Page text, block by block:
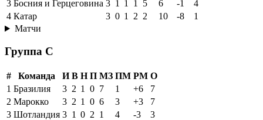
3 Босния и Герцеговина 3 1 1 1 5 6 -1
4
4 Катар 3 0 1 2 2 10 -8
1
Матчи
Группа C
# Команда И В Н П МЗ ПМ РМ О
1 Бразилия 3 2 1 0 7 1 +6
7
2 Марокко 3 2 1 0 6 3 +3
7
3 Шотландия 3 1 0 2 1 4 -3
3